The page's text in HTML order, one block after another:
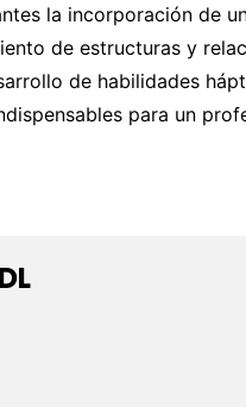
la incorporación de
de estructuras y
de habilidades
para un